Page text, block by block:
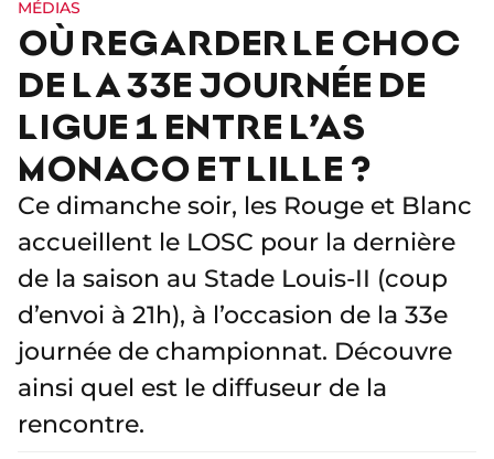
MÉDIAS
OÙ REGARDER LE CHOC
DE LA 33E JOURNÉE DE
LIGUE 1 ENTRE L’AS
MONACO ET LILLE ?
Ce dimanche soir, les Rouge et Blanc
accueillent le LOSC pour la dernière
de la saison au Stade Louis-II (coup
d’envoi à 21h), à l’occasion de la 33e
journée de championnat. Découvre
ainsi quel est le diffuseur de la
rencontre.